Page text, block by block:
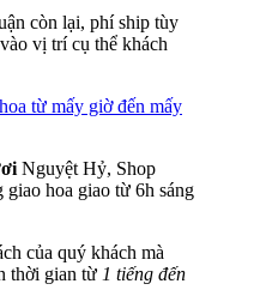
còn lại, phí ship tùy
vị trí cụ thể khách
từ mấy giờ đến mấy
Nguyệt Hỷ, Shop
hoa giao từ 6h sáng
của quý khách mà
thời gian từ 1 tiếng đến